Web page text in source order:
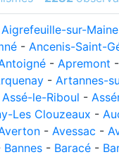
Aigrefeuille-sur-Maine
- Ancenis-Saint-
- Apremont -
- Artannes-
Assé-le-Riboul -
Les Clouzeaux -
- Avessac -
Bannes - Baracé -